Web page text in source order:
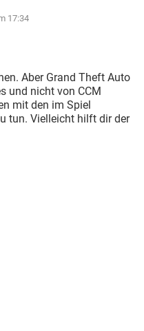
17:34
Aber Grand Theft Auto
und nicht von CCM
mit den im Spiel
tun. Vielleicht hilft dir der